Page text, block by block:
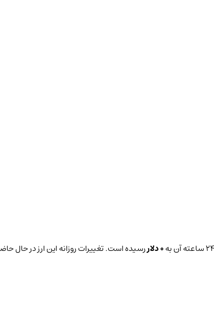
0 دلار
رسیده است. تغییرات روزانه این ارز در حال